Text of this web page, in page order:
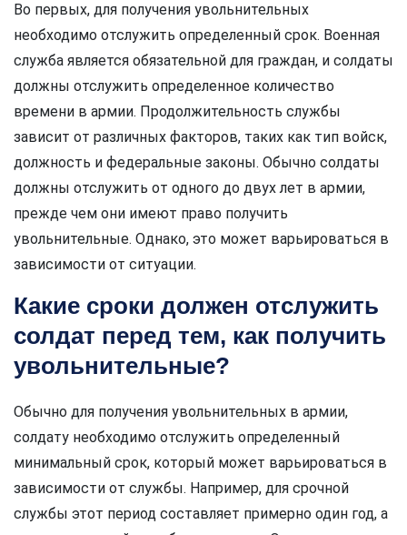
Во первых, для получения увольнительных
необходимо отслужить определенный срок. Военная
служба является обязательной для граждан, и солдаты
должны отслужить определенное количество
времени в армии. Продолжительность службы
зависит от различных факторов, таких как тип войск,
должность и федеральные законы. Обычно солдаты
должны отслужить от одного до двух лет в армии,
прежде чем они имеют право получить
увольнительные. Однако, это может варьироваться в
зависимости от ситуации.
Какие сроки должен отслужить
солдат перед тем, как получить
увольнительные?
Обычно для получения увольнительных в армии,
солдату необходимо отслужить определенный
минимальный срок, который может варьироваться в
зависимости от службы. Например, для срочной
службы этот период составляет примерно один год, а